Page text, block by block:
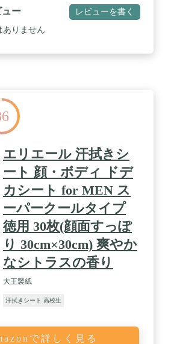
すっきり / 【携帯しやすい】外出先
に。リフレッシュしたいときに。
ー レビューを書く
ありません
エリエール 汗拭きシ
ート 顔・ボディ ドデ
カシート for MEN ス
ーパークールタイプ
徳用 30枚(顔面すっぽ
り 30cm×30cm) 爽やか
なシトラスの香り
大王製紙
汗拭きシート 高校生
で詳しく見る